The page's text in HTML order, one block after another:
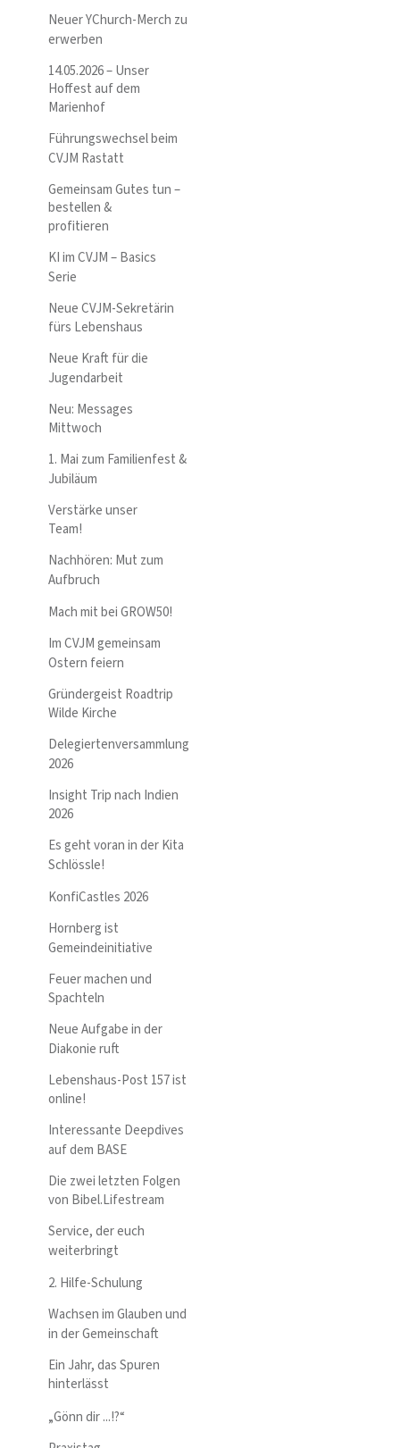
Neuer YChurch-Merch zu
erwerben
14.05.2026 – Unser
Hoffest auf dem
Marienhof
Führungswechsel beim
CVJM Rastatt
Gemeinsam Gutes tun –
bestellen &
profitieren
KI im CVJM – Basics
Serie
Neue CVJM-Sekretärin
fürs Lebenshaus
Neue Kraft für die
Jugendarbeit
Neu: Messages
Mittwoch
1. Mai zum Familienfest &
Jubiläum
Verstärke unser
Team!
Nachhören: Mut zum
Aufbruch
Mach mit bei GROW50!
Im CVJM gemeinsam
Ostern feiern
Gründergeist Roadtrip
Wilde Kirche
Delegiertenversammlung
2026
Insight Trip nach Indien
2026
Es geht voran in der Kita
Schlössle!
KonfiCastles 2026
Hornberg ist
Gemeindeinitiative
Feuer machen und
Spachteln
Neue Aufgabe in der
Diakonie ruft
Lebenshaus-Post 157 ist
online!
Interessante Deepdives
auf dem BASE
Die zwei letzten Folgen
von Bibel.Lifestream
Service, der euch
weiterbringt
2. Hilfe-Schulung
Wachsen im Glauben und
in der Gemeinschaft
Ein Jahr, das Spuren
hinterlässt
„Gönn dir ...!?“